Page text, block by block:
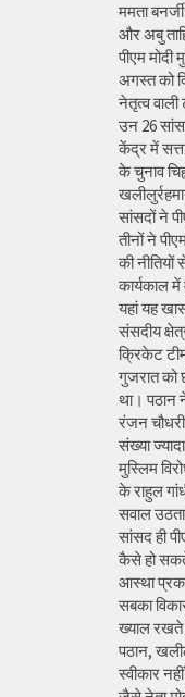
ममता
और अबु
पीएम
अगस्त को
नेतृत्व
उन 26
केंद्र में
के चुनाव
सांसदों ने
तीनों ने
की नीतियों
कार्यकाल
यहां यह
संसदीय
क्रिकेट
गुजरात को
था। पठान
रंजन
संख्या
मुस्लिम
के राहुल
सवाल
सांसद ही
कैसे हो सकते
आस्था
सबका
ख्याल रखते
पठान,
स्वीकार